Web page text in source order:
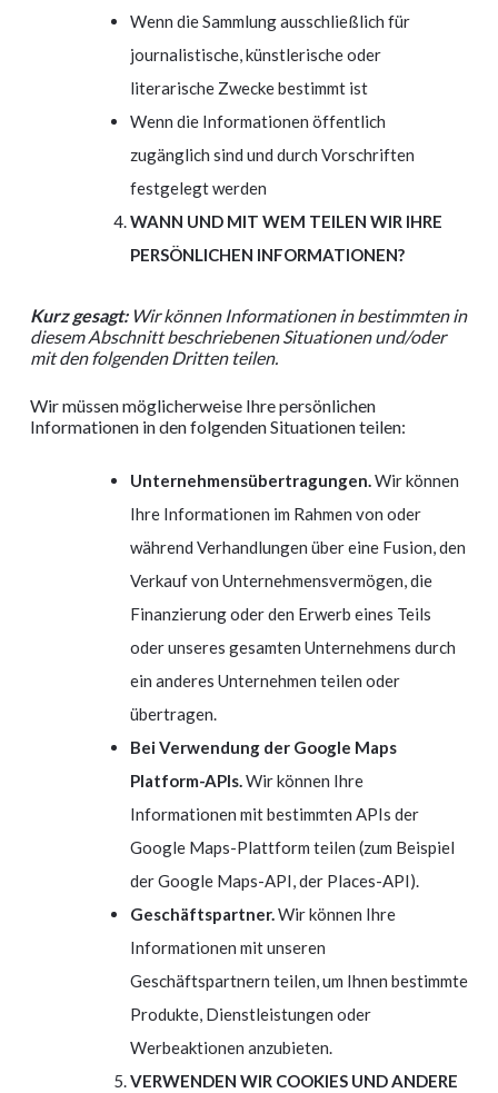
Wenn die Sammlung ausschließlich für
journalistische, künstlerische oder
literarische Zwecke bestimmt ist
Wenn die Informationen öffentlich
zugänglich sind und durch Vorschriften
festgelegt werden
WANN UND MIT WEM TEILEN WIR IHRE
PERSÖNLICHEN INFORMATIONEN?
Kurz gesagt:Wir können Informationen in bestimmten in
diesem Abschnitt beschriebenen Situationen und/oder
mit den folgenden Dritten teilen.
Wir müssen möglicherweise Ihre persönlichen
Informationen in den folgenden Situationen teilen:
Unternehmensübertragungen.Wir können
Ihre Informationen im Rahmen von oder
während Verhandlungen über eine Fusion, den
Verkauf von Unternehmensvermögen, die
Finanzierung oder den Erwerb eines Teils
oder unseres gesamten Unternehmens durch
ein anderes Unternehmen teilen oder
übertragen.
Bei Verwendung der Google Maps
Platform-APIs.Wir können Ihre
Informationen mit bestimmten APIs der
Google Maps-Plattform teilen (zum Beispiel
der Google Maps-API, der Places-API).
Geschäftspartner.Wir können Ihre
Informationen mit unseren
Geschäftspartnern teilen, um Ihnen bestimmte
Produkte, Dienstleistungen oder
Werbeaktionen anzubieten.
VERWENDEN WIR COOKIES UND ANDERE